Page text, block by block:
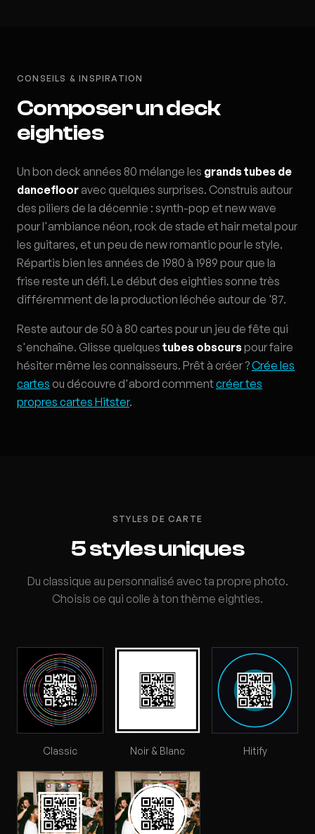
CONSEILS & INSPIRATION
Composer un deck
eighties
Un bon deck années 80 mélange les grands tubes de
dancefloor avec quelques surprises. Construis autour
des piliers de la décennie : synth-pop et new wave
pour l'ambiance néon, rock de stade et hair metal pour
les guitares, et un peu de new romantic pour le style.
Répartis bien les années de 1980 à 1989 pour que la
frise reste un défi. Le début des eighties sonne très
différemment de la production léchée autour de '87.
Reste autour de 50 à 80 cartes pour un jeu de fête qui
s'enchaîne. Glisse quelques tubes obscurs pour faire
hésiter même les connaisseurs. Prêt à créer ?Crée les
cartes ou découvre d'abord commentcréer tes
propres cartes Hitster.
STYLES DE CARTE
5 styles uniques
Du classique au personnalisé avec ta propre photo.
Choisis ce qui colle à ton thème eighties.
Classic Noir & Blanc Hitify